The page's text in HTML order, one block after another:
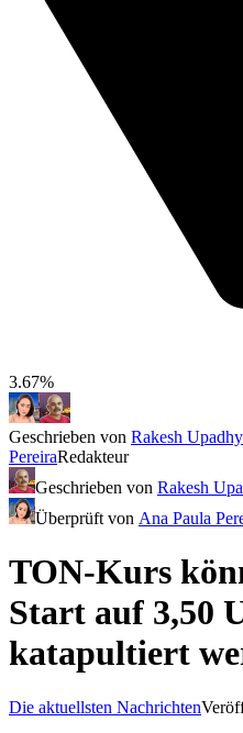
3.67%
Geschrieben von Rakesh
PereiraRedakteur
Geschrieben von Rakesh
Überprüft von Ana Paula
TON-Kurs
Start auf 3,50
katapultiert
Die aktuellsten Nachrichten